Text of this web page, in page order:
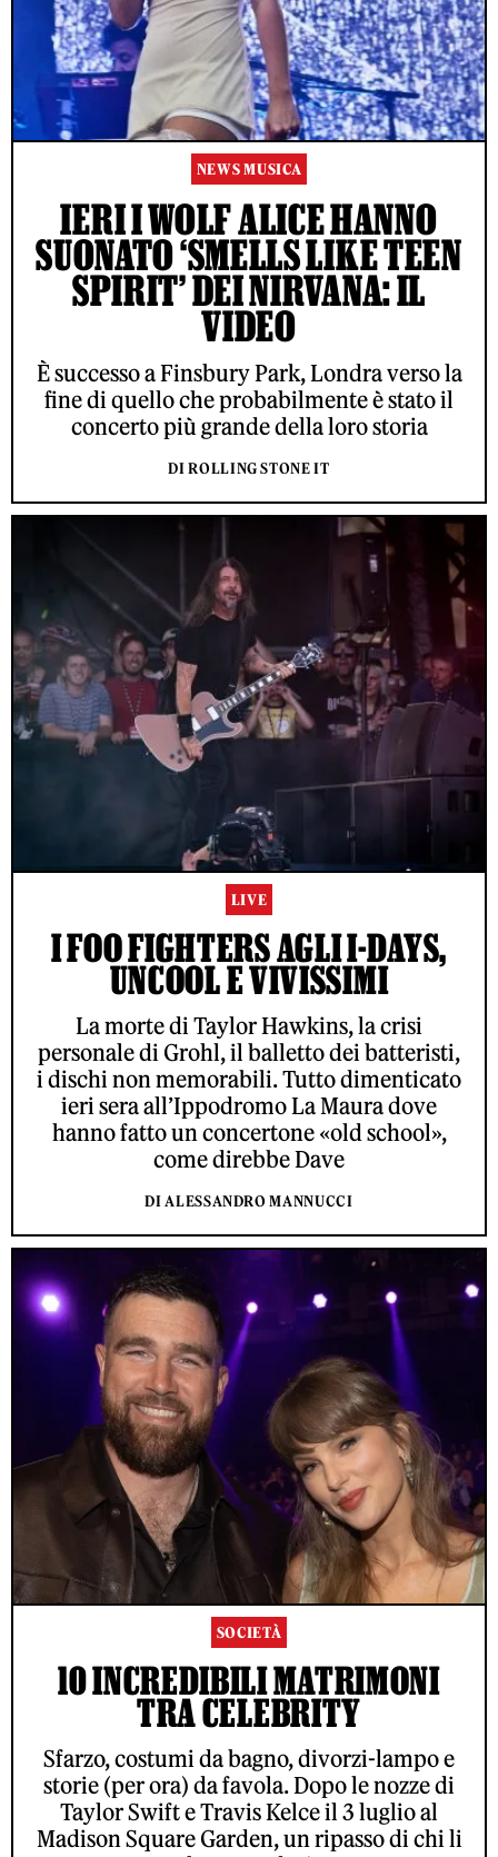
NEWS MUSICA
IERI I WOLF ALICE HANNO
SUONATO ‘SMELLS LIKE TEEN
SPIRIT’ DEI NIRVANA: IL
VIDEO
È successo a Finsbury Park, Londra verso la
fine di quello che probabilmente è stato il
concerto più grande della loro storia
DI ROLLING STONE IT
LIVE
I FOO FIGHTERS AGLI I-DAYS,
UNCOOL E VIVISSIMI
La morte di Taylor Hawkins, la crisi
personale di Grohl, il balletto dei batteristi,
i dischi non memorabili. Tutto dimenticato
ieri sera all’Ippodromo La Maura dove
hanno fatto un concertone «old school»,
come direbbe Dave
DI ALESSANDRO MANNUCCI
SOCIETÀ
10 INCREDIBILI MATRIMONI
TRA CELEBRITY
Sfarzo, costumi da bagno, divorzi-lampo e
storie (per ora) da favola. Dopo le nozze di
Taylor Swift e Travis Kelce il 3 luglio al
Madison Square Garden, un ripasso di chi li